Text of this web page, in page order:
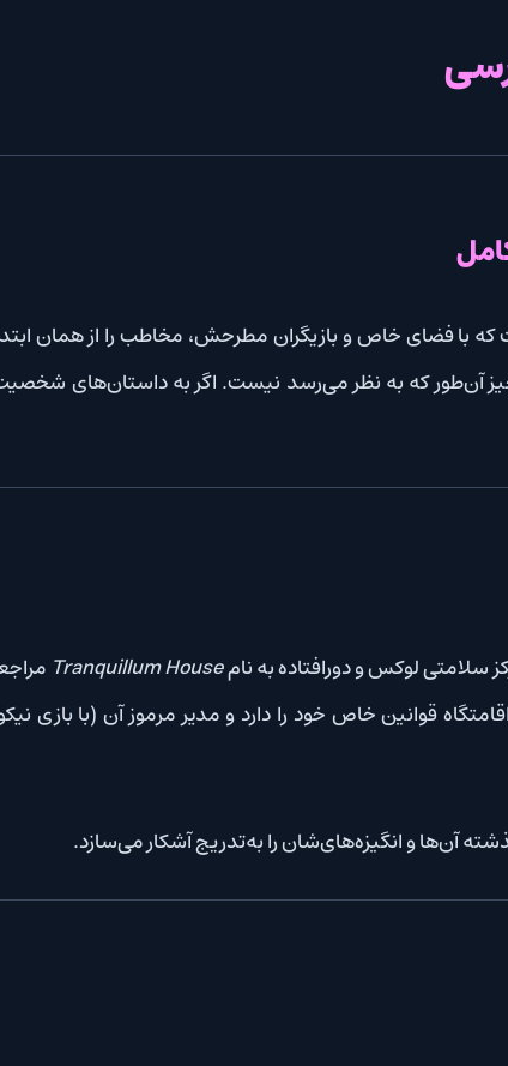
و بازیگران مطرحش، مخاطب را از همان ابتدا درگیر خود
به نظر می‌رسد نیست. اگر به داستان‌های شخصیت‌محور، پر از
Tranquillum Houseمراجعه می‌کنند.
خاص خود را دارد و مدیر مرموز آن (با بازی نیکول کیدمن)
را به‌تدریج آشکار می‌سازد.